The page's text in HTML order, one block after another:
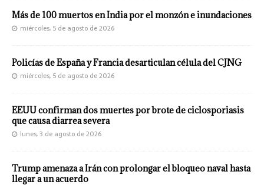
Más de 100 muertos en India por el monzón e inundaciones
miércoles, 5 de agosto de 2026
Policías de España y Francia desarticulan célula del CJNG
miércoles, 5 de agosto de 2026
EEUU confirman dos muertes por brote de ciclosporiasis
que causa diarrea severa
lunes, 3 de agosto de 2026
Trump amenaza a Irán con prolongar el bloqueo naval hasta
llegar a un acuerdo